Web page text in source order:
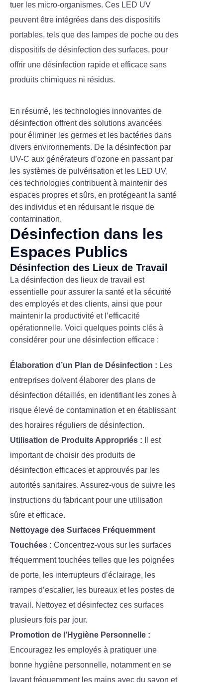
tuer les micro-organismes. Ces LED UV
peuvent être intégrées dans des dispositifs
portables, tels que des lampes de poche ou des
dispositifs de désinfection des surfaces, pour
offrir une désinfection rapide et efficace sans
produits chimiques ni résidus.
En résumé, les technologies innovantes de
désinfection offrent des solutions avancées
pour éliminer les germes et les bactéries dans
divers environnements. De la désinfection par
UV-C aux générateurs d’ozone en passant par
les systèmes de pulvérisation et les LED UV,
ces technologies contribuent à maintenir des
espaces propres et sûrs, en protégeant la santé
des individus et en réduisant le risque de
contamination.
Désinfection dans les
Espaces Publics
Désinfection des Lieux de Travail
La désinfection des lieux de travail est
essentielle pour assurer la santé et la sécurité
des employés et des clients, ainsi que pour
maintenir la productivité et l’efficacité
opérationnelle. Voici quelques points clés à
considérer pour une désinfection efficace :
Élaboration d’un Plan de Désinfection : Les
entreprises doivent élaborer des plans de
désinfection détaillés, en identifiant les zones à
risque élevé de contamination et en établissant
des horaires réguliers de désinfection.
Utilisation de Produits Appropriés : Il est
important de choisir des produits de
désinfection efficaces et approuvés par les
autorités sanitaires. Assurez-vous de suivre les
instructions du fabricant pour une utilisation
sûre et efficace.
Nettoyage des Surfaces Fréquemment
Touchées : Concentrez-vous sur les surfaces
fréquemment touchées telles que les poignées
de porte, les interrupteurs d’éclairage, les
rampes d’escalier, les bureaux et les postes de
travail. Nettoyez et désinfectez ces surfaces
plusieurs fois par jour.
Promotion de l’Hygiène Personnelle :
Encouragez les employés à pratiquer une
bonne hygiène personnelle, notamment en se
lavant fréquemment les mains avec du savon et